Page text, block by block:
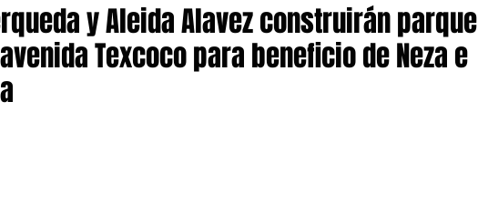
y Aleida Alavez construirán parque
Texcoco para beneficio de Neza e
de 5 estrellas.